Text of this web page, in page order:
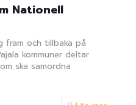
Nationell
fram och tillbaka på
kommuner deltar
ska samordna